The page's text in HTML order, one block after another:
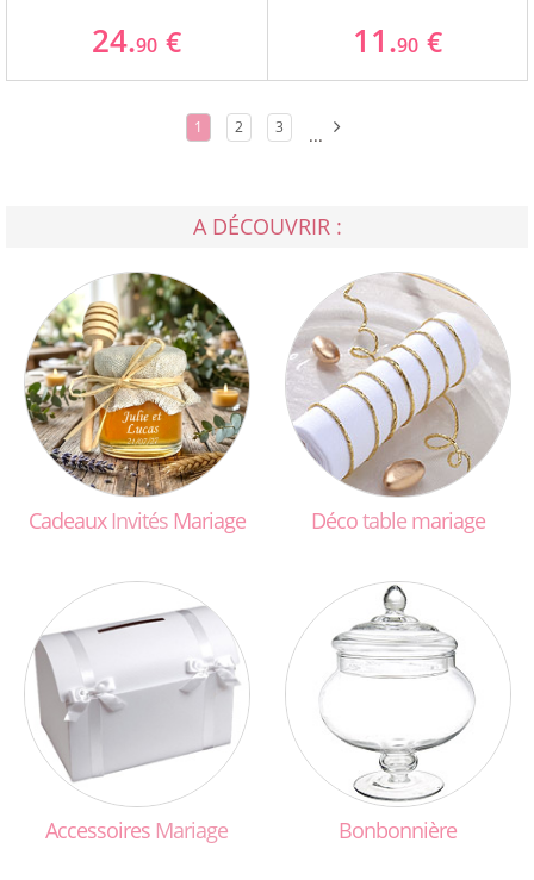
24.90 € 11.90 €
1 2 3 ...
A DÉCOUVRIR :
CadeauxInvitésMariage Décotablemariage
Accessoires Mariage Bonbonnière